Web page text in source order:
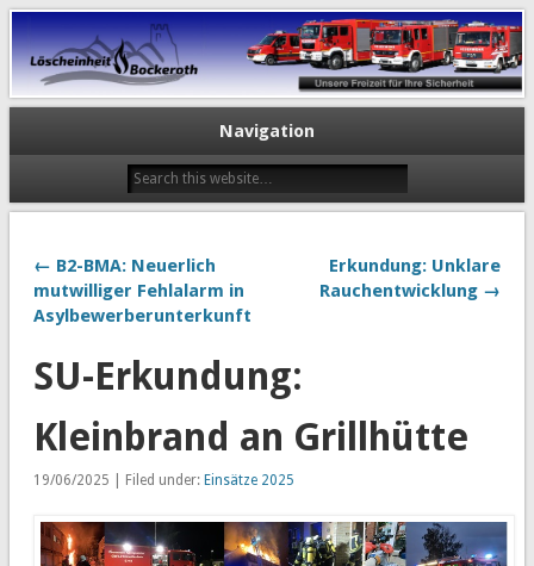
Navigation
← B2-BMA: Neuerlich
mutwilliger Fehlalarm in
Asylbewerberunterkunft
Erkundung: Unklare
Rauchentwicklung →
SU-Erkundung:
Kleinbrand an Grillhütte
19/06/2025 | Filed under: Einsätze 2025